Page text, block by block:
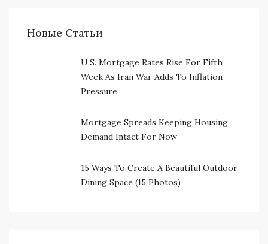
Новые Статьи
U.S. Mortgage Rates Rise For Fifth
Week As Iran War Adds To Inflation
Pressure
Mortgage Spreads Keeping Housing
Demand Intact For Now
15 Ways To Create A Beautiful Outdoor
Dining Space (15 Photos)